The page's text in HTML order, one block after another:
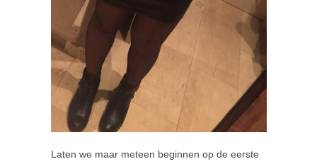
Laten we maar meteen beginnen op de eerste